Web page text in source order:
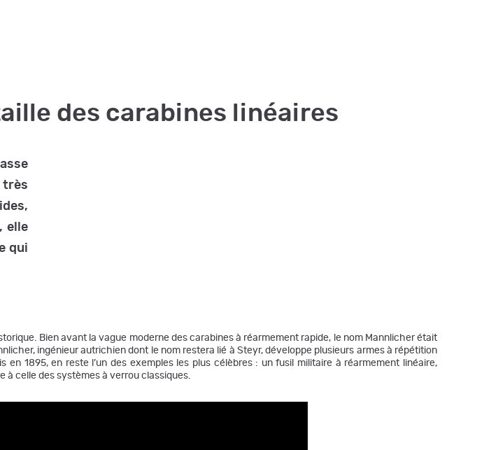
des carabines linéaires
très
elle
qui
Bien avant la vague moderne des carabines à réarmement rapide, le nom Mannlicher était
ingénieur autrichien dont le nom restera lié à Steyr, développe plusieurs armes à répétition
1895, en reste l’un des exemples les plus célèbres : un fusil militaire à réarmement linéaire,
à celle des systèmes à verrou classiques.